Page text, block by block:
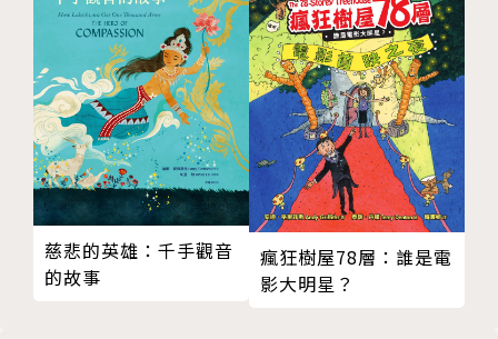
了。身為家長的我們可千萬不要因為對象是小小孩，誤
認為他們聽不懂，而忽略了親子溝通的重要性。
作者介紹
文／克斯．格雷（Kes Gray）
圖／大衛．米爾格里姆（David Milgrim）
譯 /賴潔穎
【關於作者】
慈悲的英雄：千手觀音
的故事
瘋狂樹屋78層：誰是電
影大明星？